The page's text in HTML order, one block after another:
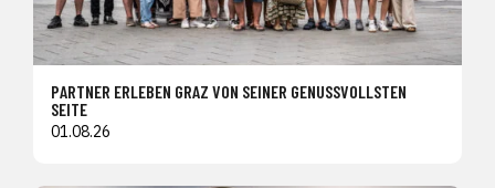
PARTNER ERLEBEN GRAZ VON SEINER GENUSSVOLLSTEN
SEITE
01.08.26